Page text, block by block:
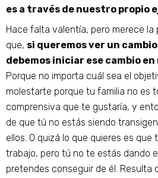
es a través de nuestro propio
Hace falta valentía, pero merece la
que, si queremos ver un
debemos iniciar ese cambio
Porque no importa cuál sea el
molestarte porque tu familia no es
comprensiva que te gustaría, y
de que tú no estás siendo
ellos. O quizá lo que quieres es
trabajo, pero tú no te estás dando
pretendes conseguir de él. Resulta